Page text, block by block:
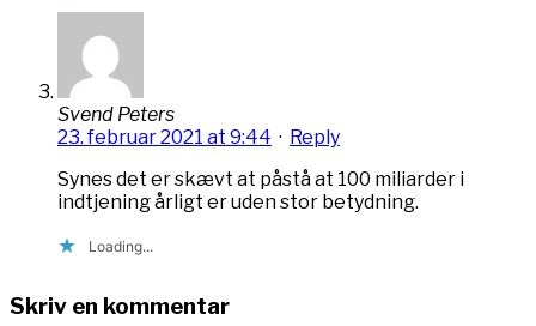
Svend Peters
23. februar 2021 at 9:44 · Reply
Synes det er skævt at påstå at 100 miliarder i
indtjening årligt er uden stor betydning.
Loading...
Skriv en kommentar